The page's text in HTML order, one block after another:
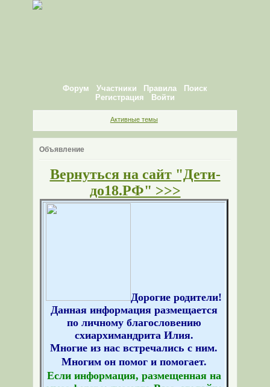
Форум Участники Правила
Поиск
Регистрация
Войти
Активные темы
Объявление
Вернуться на сайт "Дети-
до18.РФ" >>>
Дорогие родители!
Данная информация размещается
по личному благословению
схиархимандрита Илия.
Многие из нас встречались с ним.
Многим он помог и помогает.
Если информация, размещенная на